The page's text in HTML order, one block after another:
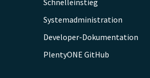
Schnelleinstieg
Systemadministration
Developer-Dokumentation
PlentyONE GitHub